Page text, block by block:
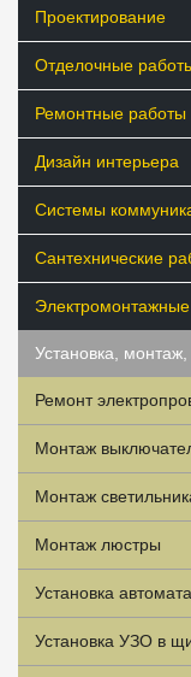
Проектирование
Отделочные
Ремонтные работы
Дизайн интерьера
Системы
Сантехнические
Установка,
Ремонт
Монтаж
Монтаж
Монтаж люстры
Установка
Установка УЗО в